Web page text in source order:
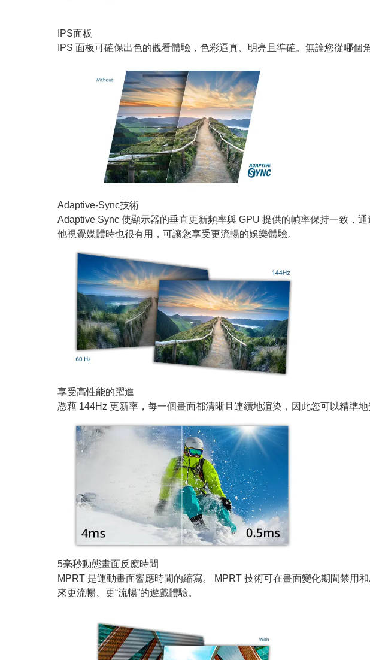
IPS面板
IPS 面板可確保出色的觀看體驗，色彩逼真、明亮且準確。無論您從哪個
Adaptive-Sync技術
Adaptive Sync 使顯示器的垂直更新頻率與 GPU 提供的幀率保持一致，
他視覺媒體時也很有用，可讓您享受更流暢的娛樂體驗。
享受高性能的躍進
憑藉 144Hz 更新率，每一個畫面都清晰且連續地渲染，因此您可以精準
5毫秒動態畫面反應時間
MPRT 是運動畫面響應時間的縮寫。 MPRT 技術可在畫面變化期間禁用
來更流暢、更“流暢”的遊戲體驗。